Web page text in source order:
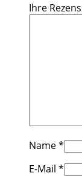
Ihre
Name*
E-Mail *